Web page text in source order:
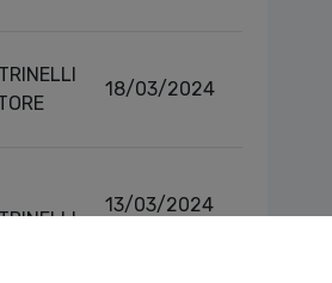
18/03/2024
13/03/2024